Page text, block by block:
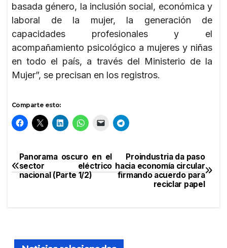
basada género, la inclusión social, económica y
laboral de la mujer, la generación de
capacidades profesionales y el
acompañamiento psicológico a mujeres y niñas
en todo el país, a través del Ministerio de la
Mujer”, se precisan en los registros.
Comparte esto:
Navegación
de
Proindustria da paso
hacia economía circular
firmando acuerdo para
reciclar papel
Panorama oscuro en el
sector eléctrico
nacional (Parte 1/2)